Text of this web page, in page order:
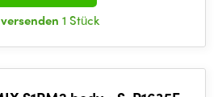
1 Stück